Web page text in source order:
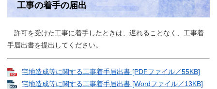
工事の着手の届出
許可を受けた工事に着手したときは、遅れることなく、工事着
手届出書を提出してください。
宅地造成等に関する工事着手届出書 [PDFファイル／55KB]
宅地造成等に関する工事着手届出書 [Wordファイル／13KB]